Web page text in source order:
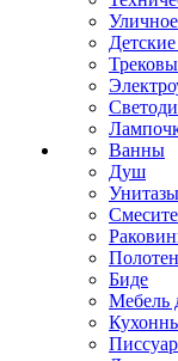
Ванны
Душ
Унитазы
Биде
Мебель